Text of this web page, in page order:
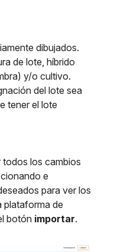
dibujados.
de lote, híbrido
y/o cultivo.
del lote sea
tener el lote
todos los cambios
e
para ver los
plataforma de
botón importar.